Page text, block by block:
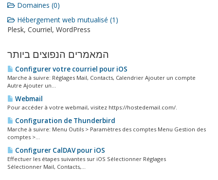
Domaines (0)
Hébergement web mutualisé (1)
Plesk, Courriel, WordPress
המאמרים הנפוצים ביותר
Configurer votre courriel pour iOS
Marche à suivre: Réglages Mail, Contacts, Calendrier Ajouter un compte
Autre Ajouter un...
Webmail
Pour accéder à votre webmail, visitez https://hostedemail.com/.
Configuration de Thunderbird
Marche à suivre: Menu Outils > Paramètres des comptes Menu Gestion des
comptes >...
Configurer CalDAV pour iOS
Effectuer les étapes suivantes sur iOS Sélectionner Réglages
Sélectionner Mail, Contacts,...